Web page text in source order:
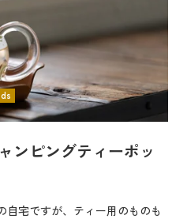
ンピングティーポッ
自宅ですが、ティー用のものも